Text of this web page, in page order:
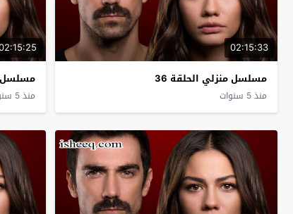
02:15:33
مسلسل منزلي الحلقة 36
منذ 5 سنوات
مسلسل
منذ 5 سنوات